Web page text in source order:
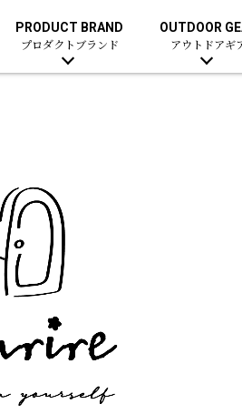
PRODUCT BRAND
プロダクトブランド
OUTDOOR
アウトドアギ